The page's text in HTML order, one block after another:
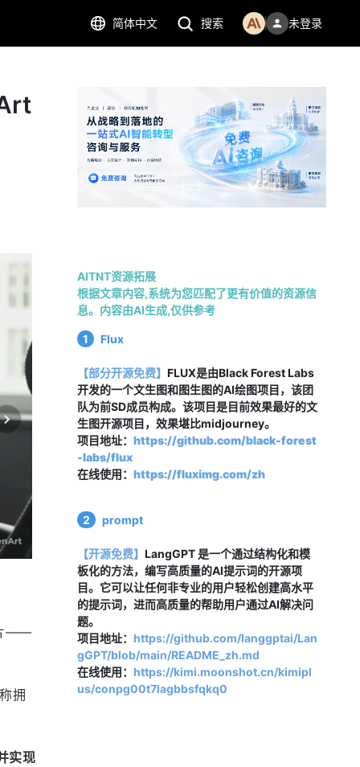
简体中文 搜索 未登录
——
拥
实现
AITNT资源拓展
根据文章内容,系统为您匹配了更有价值的资源信
息。内容由AI生成,仅供参考
1 Flux
【部分开源免费】 FLUX是由Black Forest Labs
开发的一个文生图和图生图的AI绘图项目，该团
队为前SD成员构成。该项目是目前效果最好的文
生图开源项目，效果堪比midjourney。
项目地址： https://github.com/black-forest
-labs/flux
在线使用： https://fluximg.com/zh
2 prompt
【开源免费】 LangGPT 是一个通过结构化和模
板化的方法，编写高质量的AI提示词的开源项
目。它可以让任何非专业的用户轻松创建高水平
的提示词，进而高质量的帮助用户通过AI解决问
题。
项目地址： https://github.com/langgptai/Lan
gGPT/blob/main/README_zh.md
在线使用： https://kimi.moonshot.cn/kimipl
us/conpg00t7lagbbsfqkq0